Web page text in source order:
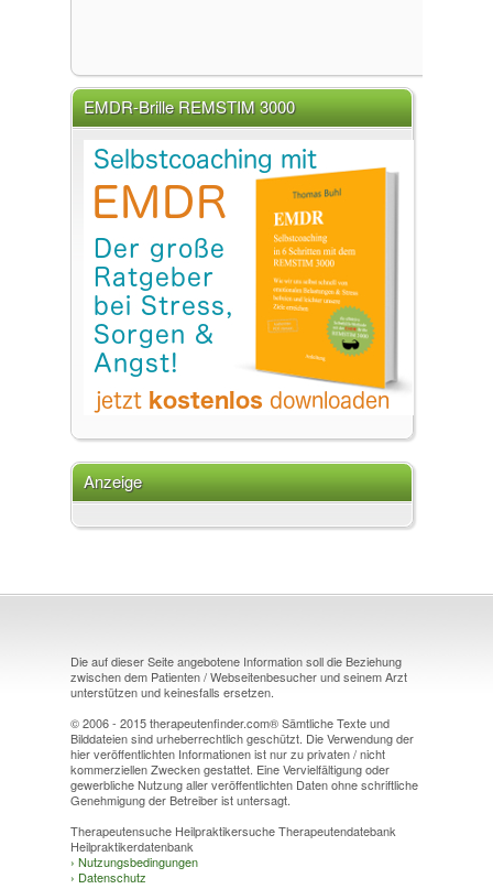
EMDR-Brille REMSTIM 3000
Anzeige
Die auf dieser Seite angebotene Information soll die Beziehung
zwischen dem Patienten / Webseitenbesucher und seinem Arzt
unterstützen und keinesfalls ersetzen.
© 2006 - 2015 therapeutenfinder.com® Sämtliche Texte und
Bilddateien sind urheberrechtlich geschützt. Die Verwendung der
hier veröffentlichten Informationen ist nur zu privaten / nicht
kommerziellen Zwecken gestattet. Eine Vervielfältigung oder
gewerbliche Nutzung aller veröffentlichten Daten ohne schriftliche
Genehmigung der Betreiber ist untersagt.
Therapeutensuche Heilpraktikersuche Therapeutendatebank
Heilpraktikerdatenbank
› Nutzungsbedingungen
› Datenschutz